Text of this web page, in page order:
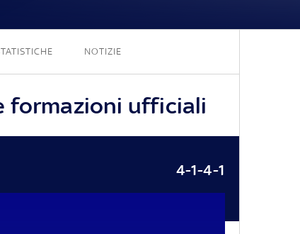
NOTIZIE
formazioni ufficiali
4-1-4-1